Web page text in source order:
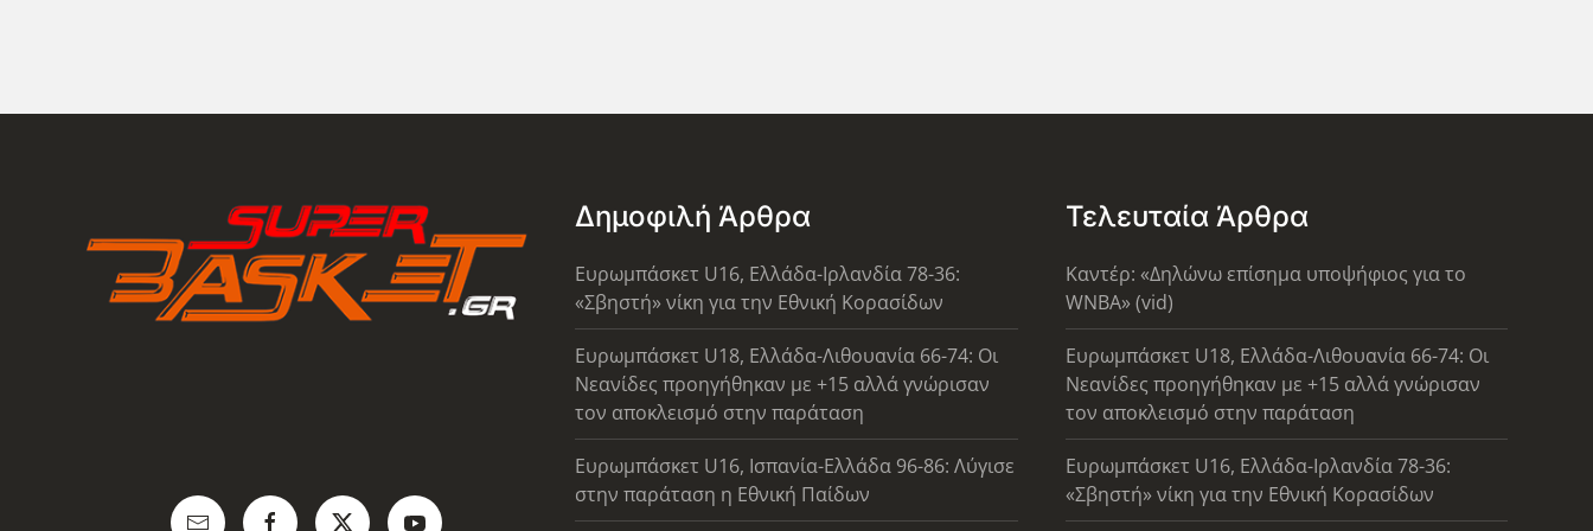
Δημοφιλή Άρθρα
Ευρωμπάσκετ U16, Ελλάδα-Ιρλανδία 78-36:
«Σβηστή» νίκη για την Εθνική Κορασίδων
Ευρωμπάσκετ U18, Ελλάδα-Λιθουανία 66-74: Οι
Νεανίδες προηγήθηκαν με +15 αλλά γνώρισαν
τον αποκλεισμό στην παράταση
Ευρωμπάσκετ U16, Ισπανία-Ελλάδα 96-86: Λύγισε
στην παράταση η Εθνική Παίδων
Τελευταία Άρθρα
Καντέρ: «Δηλώνω επίσημα υποψήφιος για το
WNBA» (vid)
Ευρωμπάσκετ U18, Ελλάδα-Λιθουανία 66-74: Οι
Νεανίδες προηγήθηκαν με +15 αλλά γνώρισαν
τον αποκλεισμό στην παράταση
Ευρωμπάσκετ U16, Ελλάδα-Ιρλανδία 78-36:
«Σβηστή» νίκη για την Εθνική Κορασίδων